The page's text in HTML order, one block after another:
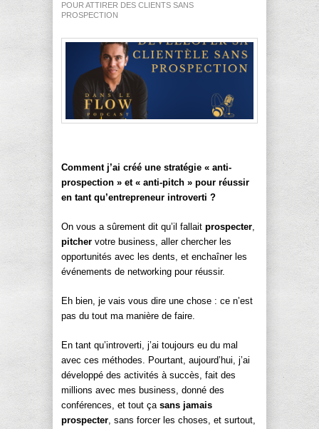
POUR ATTIRER DES CLIENTS SANS
PROSPECTION
Comment j’ai créé une stratégie « anti-
prospection » et « anti-pitch » pour réussir
en tant qu’entrepreneur introverti ?
On vous a sûrement dit qu’il fallait prospecter,
pitcher votre business, aller chercher les
opportunités avec les dents, et enchaîner les
événements de networking pour réussir.
Eh bien, je vais vous dire une chose : ce n’est
pas du tout ma manière de faire.
En tant qu’introverti, j’ai toujours eu du mal
avec ces méthodes. Pourtant, aujourd’hui, j’ai
développé des activités à succès, fait des
millions avec mes business, donné des
conférences, et tout ça sans jamais
prospecter, sans forcer les choses, et surtout,